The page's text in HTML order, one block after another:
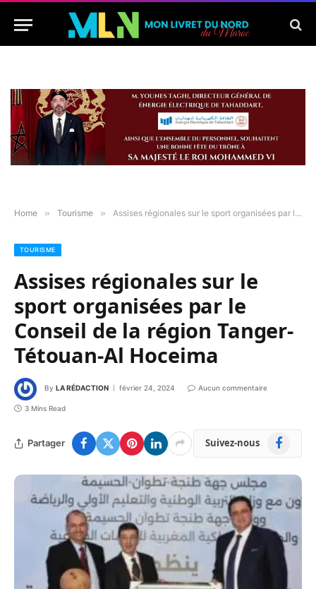
Home » Tourisme » Assises régionales sur le sport organisées par le Conseil de la région Tanger-Tétouan-Al Hoceima
TOURISME
Assises régionales sur le
sport organisées par le
Conseil de la région Tanger-
Tétouan-Al Hoceima
By LA RÉDACTION février 24, 2024 Aucun commentaire
3 Mins Read
Partager Suivez-nous Facebook